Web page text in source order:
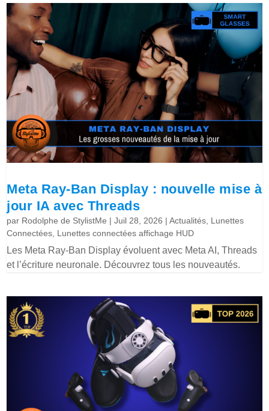
Meta Ray-Ban Display : nouvelle mise à
jour IA avec Threads
par Rodolphe de StylistMe |Juil 28, 2026 |Actualités Lunettes
Connectées Lunettes connectées affichage HUD
Les Meta Ray-Ban Display évoluent avec Meta AI, Threads
et l’écriture neuronale. Découvrez tous les nouveautés.